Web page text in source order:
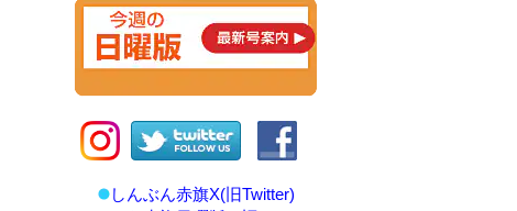
しんぶん赤旗X(旧Twitter)